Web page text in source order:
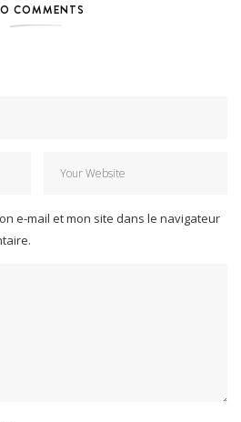
COMMENTS
e-mail et mon site dans le navigateur